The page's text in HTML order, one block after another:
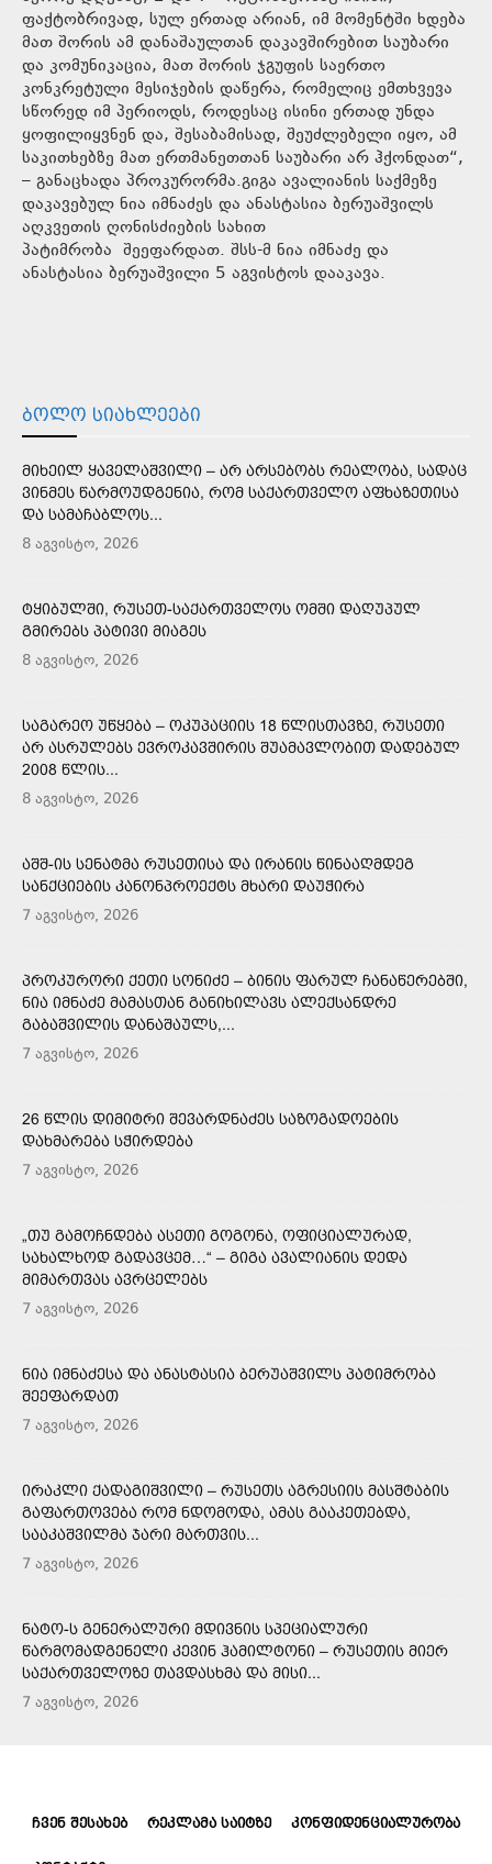
ფაქტობრივად, სულ ერთად არიან, იმ მომენტში ხდება
მათ შორის ამ დანაშაულთან დაკავშირებით საუბარი
და კომუნიკაცია, მათ შორის ჯგუფის საერთო
კონკრეტული მესიჯების დაწერა, რომელიც ემთხვევა
სწორედ იმ პერიოდს, როდესაც ისინი ერთად უნდა
ყოფილიყვნენ და, შესაბამისად, შეუძლებელი იყო, ამ
საკითხებზე მათ ერთმანეთთან საუბარი არ ჰქონდათ“,
– განაცხადა პროკურორმა.გიგა ავალიანის საქმეზე
დაკავებულ ნია იმნაძეს და ანასტასია ბერუაშვილს
აღკვეთის ღონისძიების სახით
პატიმრობა შეეფარდათ. შსს-მ ნია იმნაძე და
ანასტასია ბერუაშვილი 5 აგვისტოს დააკავა.
ᲑᲝᲚᲝ ᲡᲘᲐᲮᲚᲔᲔᲑᲘ
ᲛᲘᲮᲔᲘᲚ ᲧᲐᲕᲔᲚᲐᲨᲕᲘᲚᲘ – ᲐᲠ ᲐᲠᲡᲔᲑᲝᲑᲡ ᲠᲔᲐᲚᲝᲑᲐ, ᲡᲐᲓᲐᲪ
ᲕᲘᲜᲛᲔᲡ ᲬᲐᲠᲛᲝᲣᲓᲒᲔᲜᲘᲐ, ᲠᲝᲛ ᲡᲐᲥᲐᲠᲗᲕᲔᲚᲝ ᲐᲤᲮᲐᲖᲔᲗᲘᲡᲐ
ᲓᲐ ᲡᲐᲛᲐᲩᲐᲑᲚᲝᲡ...
8 აგვისტო, 2026
ᲢᲧᲘᲑᲣᲚᲨᲘ, ᲠᲣᲡᲔᲗ-ᲡᲐᲥᲐᲠᲗᲕᲔᲚᲝᲡ ᲝᲛᲨᲘ ᲓᲐᲦᲣᲞᲣᲚ
ᲒᲛᲘᲠᲔᲑᲡ ᲞᲐᲢᲘᲕᲘ ᲛᲘᲐᲒᲔᲡ
8 აგვისტო, 2026
ᲡᲐᲒᲐᲠᲔᲝ ᲣᲬᲧᲔᲑᲐ – ᲝᲙᲣᲞᲐᲪᲘᲘᲡ 18 ᲬᲚᲘᲡᲗᲐᲕᲖᲔ, ᲠᲣᲡᲔᲗᲘ
ᲐᲠ ᲐᲡᲠᲣᲚᲔᲑᲡ ᲔᲕᲠᲝᲙᲐᲕᲨᲘᲠᲘᲡ ᲨᲣᲐᲛᲐᲕᲚᲝᲑᲘᲗ ᲓᲐᲓᲔᲑᲣᲚ
2008 ᲬᲚᲘᲡ...
8 აგვისტო, 2026
ᲐᲨᲨ-ᲘᲡ ᲡᲔᲜᲐᲢᲛᲐ ᲠᲣᲡᲔᲗᲘᲡᲐ ᲓᲐ ᲘᲠᲐᲜᲘᲡ ᲬᲘᲜᲐᲐᲦᲛᲓᲔᲒ
ᲡᲐᲜᲥᲪᲘᲔᲑᲘᲡ ᲙᲐᲜᲝᲜᲞᲠᲝᲔᲥᲢᲡ ᲛᲮᲐᲠᲘ ᲓᲐᲣᲭᲘᲠᲐ
7 აგვისტო, 2026
ᲞᲠᲝᲙᲣᲠᲝᲠᲘ ᲥᲔᲗᲘ ᲡᲝᲜᲘᲫᲔ – ᲑᲘᲜᲘᲡ ᲤᲐᲠᲣᲚ ᲩᲐᲜᲐᲬᲔᲠᲔᲑᲨᲘ,
ᲜᲘᲐ ᲘᲛᲜᲐᲫᲔ ᲛᲐᲛᲐᲡᲗᲐᲜ ᲒᲐᲜᲘᲮᲘᲚᲐᲕᲡ ᲐᲚᲔᲥᲡᲐᲜᲓᲠᲔ
ᲒᲐᲑᲐᲨᲕᲘᲚᲘᲡ ᲓᲐᲜᲐᲨᲐᲣᲚᲡ,...
7 აგვისტო, 2026
26 ᲬᲚᲘᲡ ᲓᲘᲛᲘᲢᲠᲘ ᲨᲔᲕᲐᲠᲓᲜᲐᲫᲔᲡ ᲡᲐᲖᲝᲒᲐᲓᲝᲔᲑᲘᲡ
ᲓᲐᲮᲛᲐᲠᲔᲑᲐ ᲡᲭᲘᲠᲓᲔᲑᲐ
7 აგვისტო, 2026
„ᲗᲣ ᲒᲐᲛᲝᲩᲜᲓᲔᲑᲐ ᲐᲡᲔᲗᲘ ᲒᲝᲒᲝᲜᲐ, ᲝᲤᲘᲪᲘᲐᲚᲣᲠᲐᲓ,
ᲡᲐᲮᲐᲚᲮᲝᲓ ᲒᲐᲓᲐᲕᲪᲔᲛ…“ – ᲒᲘᲒᲐ ᲐᲕᲐᲚᲘᲐᲜᲘᲡ ᲓᲔᲓᲐ
ᲛᲘᲛᲐᲠᲗᲕᲐᲡ ᲐᲕᲠᲪᲔᲚᲔᲑᲡ
7 აგვისტო, 2026
ᲜᲘᲐ ᲘᲛᲜᲐᲫᲔᲡᲐ ᲓᲐ ᲐᲜᲐᲡᲢᲐᲡᲘᲐ ᲑᲔᲠᲣᲐᲨᲕᲘᲚᲡ ᲞᲐᲢᲘᲛᲠᲝᲑᲐ
ᲨᲔᲔᲤᲐᲠᲓᲐᲗ
7 აგვისტო, 2026
ᲘᲠᲐᲙᲚᲘ ᲥᲐᲓᲐᲒᲘᲨᲕᲘᲚᲘ – ᲠᲣᲡᲔᲗᲡ ᲐᲒᲠᲔᲡᲘᲘᲡ ᲛᲐᲡᲨᲢᲐᲑᲘᲡ
ᲒᲐᲤᲐᲠᲗᲝᲕᲔᲑᲐ ᲠᲝᲛ ᲜᲓᲝᲛᲝᲓᲐ, ᲐᲛᲐᲡ ᲒᲐᲐᲙᲔᲗᲔᲑᲓᲐ,
ᲡᲐᲐᲙᲐᲨᲕᲘᲚᲛᲐ ᲯᲐᲠᲘ ᲛᲐᲠᲗᲕᲘᲡ...
7 აგვისტო, 2026
ᲜᲐᲢᲝ-Ს ᲒᲔᲜᲔᲠᲐᲚᲣᲠᲘ ᲛᲓᲘᲕᲜᲘᲡ ᲡᲞᲔᲪᲘᲐᲚᲣᲠᲘ
ᲬᲐᲠᲛᲝᲛᲐᲓᲒᲔᲜᲔᲚᲘ ᲙᲔᲕᲘᲜ ᲰᲐᲛᲘᲚᲢᲝᲜᲘ – ᲠᲣᲡᲔᲗᲘᲡ ᲛᲘᲔᲠ
ᲡᲐᲥᲐᲠᲗᲕᲔᲚᲝᲖᲔ ᲗᲐᲕᲓᲐᲡᲮᲛᲐ ᲓᲐ ᲛᲘᲡᲘ...
7 აგვისტო, 2026
ᲩᲕᲔᲜ ᲨᲔᲡᲐᲮᲔᲑ ᲠᲔᲙᲚᲐᲛᲐ ᲡᲐᲘᲢᲖᲔ ᲙᲝᲜᲤᲘᲓᲔᲜᲪᲘᲐᲚᲣᲠᲝᲑᲐ